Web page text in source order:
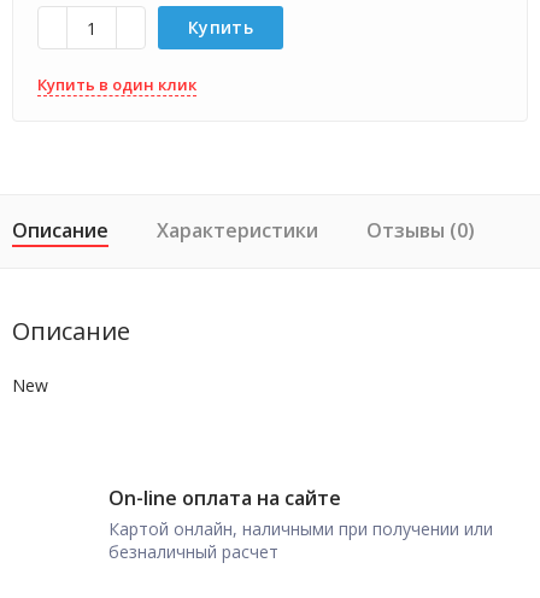
Купить
Купить в один клик
Описание Характеристики Отзывы (0)
Описание
New
On-line оплата на сайте
Картой онлайн, наличными при получении или
безналичный расчет